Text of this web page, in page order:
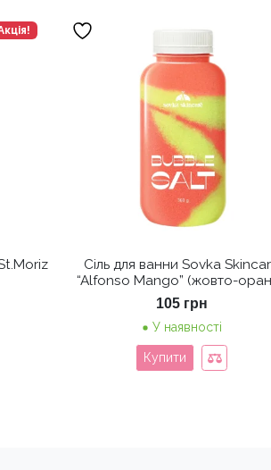
Сіль для ванни Sovka
“Alfonso Mango” (жовто-
105 грн
У наявності
Купити